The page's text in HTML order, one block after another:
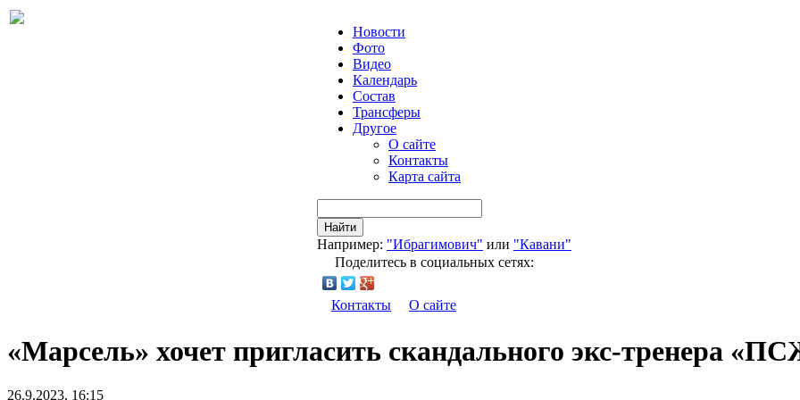
Новости
Фото
Видео
Календарь
Состав
Трансферы
Другое
О сайте
Контакты
Карта сайта
Найти
Например: "Ибрагимович" или "Кавани"
Поделитесь в социальных сетях:
Контакты О сайте
«Марсель» хочет пригласить скандального экс-тренера
26.9.2023, 16:15